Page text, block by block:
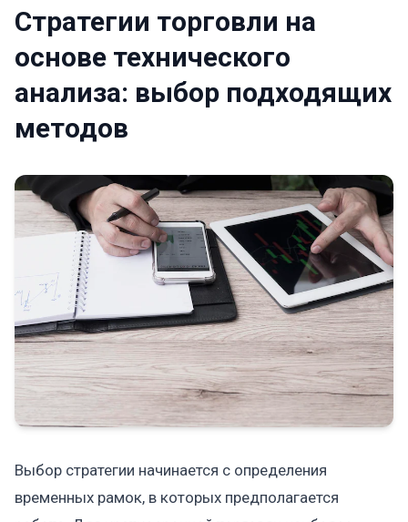
Стратегии торговли на
основе технического
анализа: выбор подходящих
методов
Выбор стратегии начинается с определения
временных рамок, в которых предполагается